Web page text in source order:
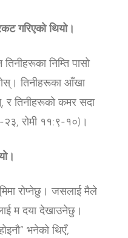
गरिएको थियो।
निम्‍ति पासो
तिनीहरूका आँखा
तिनीहरूको कमर सदा
रोमी ११:९-१०)।
रोप्‍नेछु। जसलाई मैले
म दया देखाउनेछु।
भनेको थिएँ,